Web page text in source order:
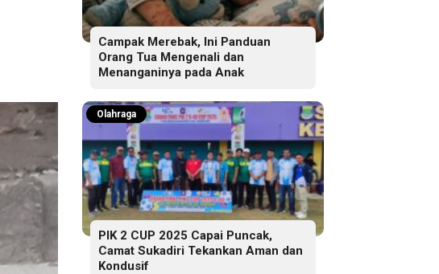
Campak Merebak, Ini Panduan
Orang Tua Mengenali dan
Menanganinya pada Anak
Olahraga
PIK 2 CUP 2025 Capai Puncak,
Camat Sukadiri Tekankan Aman dan
Kondusif